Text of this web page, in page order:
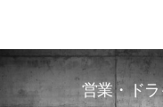
営業・ド